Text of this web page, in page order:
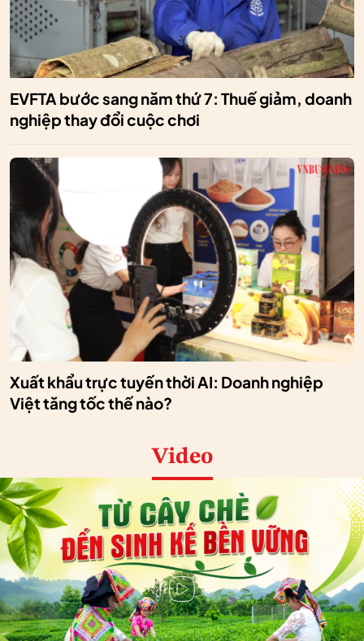
EVFTA bước sang năm thứ 7: Thuế giảm, doanh
nghiệp thay đổi cuộc chơi
Xuất khẩu trực tuyến thời AI: Doanh nghiệp
Việt tăng tốc thế nào?
Video